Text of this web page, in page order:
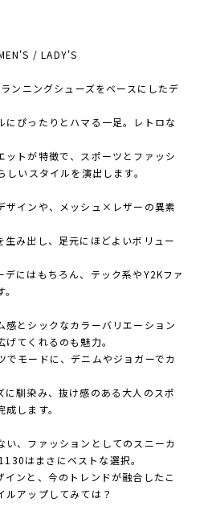
/ LADY'S
ンニングシューズをベースにしたデ
にぴったりとハマる一足。レトロな
ットが特徴で、スポーツとファッシ
いスタイルを演出します。
ザインや、メッシュ×レザーの異素
生み出し、足元にほどよいボリュー
デにはもちろん、テック系やY2Kファ
感とシックなカラーバリエーション
てくれるのも魅力。
でモードに、デニムやジョガーでカ
に馴染み、抜け感のある大人のスポ
します。
い、ファッションとしてのスニーカ
はまさにベストな選択。
インと、今のトレンドが融合したこ
ルアップしてみては？